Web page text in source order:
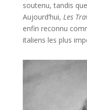
soutenu, tandis
Aujourd’hui, Les
enfin reconnu
italiens les plus